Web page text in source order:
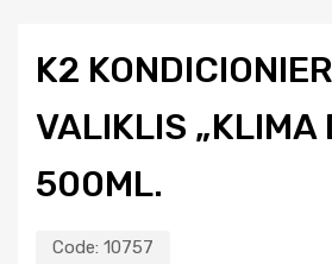
K2
VALIKLIS „KLIMA
500ML.
Code: 10757